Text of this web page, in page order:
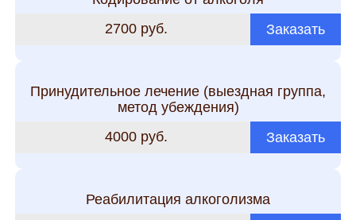
2700 руб.
Заказать
Принудительное лечение (выездная группа,
метод убеждения)
4000 руб.
Заказать
Реабилитация алкоголизма